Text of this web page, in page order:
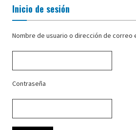
Inicio de sesión
Nombre de usuario o dirección de correo
Contraseña